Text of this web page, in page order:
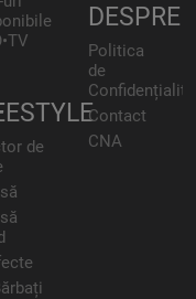
de
DESPRE
Politica
de
Contact
CNA